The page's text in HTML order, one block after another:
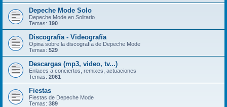
Depeche Mode Solo
Depeche Mode en Solitario
Temas: 190
Discografía - Videografía
Opina sobre la discografía de Depeche Mode
Temas: 529
Descargas (mp3, video, tv...)
Enlaces a conciertos, remixes, actuaciones
Temas: 2061
Fiestas
Fiestas de Depeche Mode
Temas: 389